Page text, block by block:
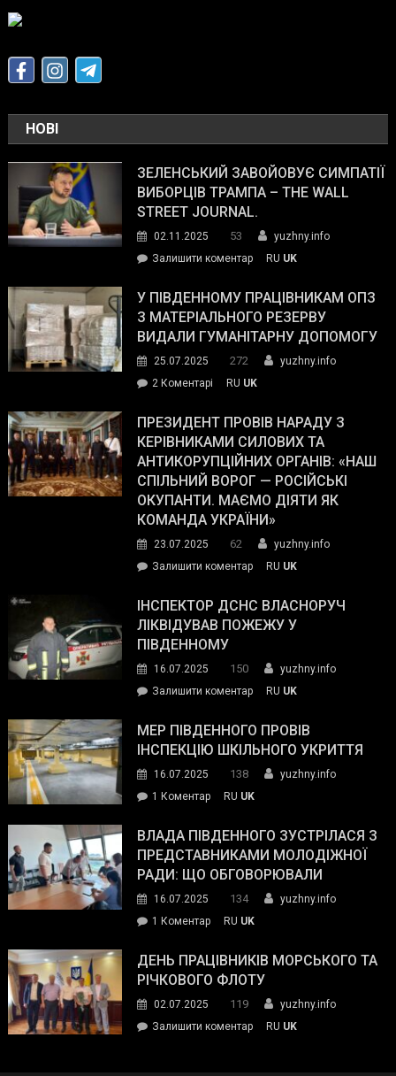
НОВІ
ЗЕЛЕНСЬКИЙ ЗАВОЙОВУЄ СИМПАТІЇ
ВИБОРЦІВ ТРАМПА – THE WALL
STREET JOURNAL.
02.11.2025 53
yuzhny.info
Залишити коментарon
завойовує
симпатії
виборців
The
Street
Journal.
RU UK
У ПІВДЕННОМУ ПРАЦІВНИКАМ ОПЗ
З МАТЕРІАЛЬНОГО РЕЗЕРВУ
ВИДАЛИ ГУМАНІТАРНУ ДОПОМОГУ
25.07.2025 272
yuzhny.info
2 Коментарі
Південному
працівникам
ОПЗ
з
матеріального
резерву
гуманітарну
допомогу
RU UK
ПРЕЗИДЕНТ ПРОВІВ НАРАДУ З
КЕРІВНИКАМИ СИЛОВИХ ТА
АНТИКОРУПЦІЙНИХ ОРГАНІВ: «НАШ
СПІЛЬНИЙ ВОРОГ — РОСІЙСЬКІ
ОКУПАНТИ. МАЄМО ДІЯТИ ЯК
КОМАНДА УКРАЇНИ»
23.07.2025 62
yuzhny.info
Залишити коментарon
провів
нараду
силових
та
органів:
«Наш
спільний
окупанти.
Маємо
діяти
команда
RU UK
ІНСПЕКТОР ДСНС ВЛАСНОРУЧ
ЛІКВІДУВАВ ПОЖЕЖУ У
ПІВДЕННОМУ
16.07.2025 150
yuzhny.info
Залишити коментарon
ДСНС
власноруч
пожежу
у
RU UK
МЕР ПІВДЕННОГО ПРОВІВ
ІНСПЕКЦІЮ ШКІЛЬНОГО УКРИТТЯ
16.07.2025 138
yuzhny.info
1 Коментардо
Південного
провів
інспекцію
укриття
RU UK
ВЛАДА ПІВДЕННОГО ЗУСТРІЛАСЯ З
ПРЕДСТАВНИКАМИ МОЛОДІЖНОЇ
РАДИ: ЩО ОБГОВОРЮВАЛИ
16.07.2025 134
yuzhny.info
1 Коментардо
Південного
зустрілася
представниками
молодіжної
RU UK
ДЕНЬ ПРАЦІВНИКІВ МОРСЬКОГО ТА
РІЧКОВОГО ФЛОТУ
02.07.2025 119
yuzhny.info
Залишити коментарon
RU UK